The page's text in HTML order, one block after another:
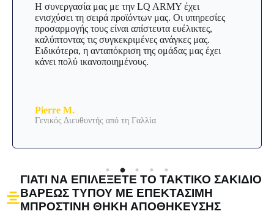
Η συνεργασία μας με την LQ ARMY έχει
ενισχύσει τη σειρά προϊόντων μας. Οι υπηρεσίες
προσαρμογής τους είναι απίστευτα ευέλικτες,
καλύπτοντας τις συγκεκριμένες ανάγκες μας.
Ειδικότερα, η ανταπόκριση της ομάδας μας έχει
κάνει πολύ ικανοποιημένους.
Pierre M.
Γενικός Διευθυντής από τη Γαλλία
ΓΙΑΤΊ ΝΑ ΕΠΙΛΈΞΕΤΕ ΤΟ ΤΑΚΤΙΚΌ ΣΑΚΊΔΙΟ
ΒΑΡΈΩΣ ΤΎΠΟΥ ΜΕ ΕΠΕΚΤΆΣΙΜΗ
ΜΠΡΟΣΤΙΝΉ ΘΉΚΗ ΑΠΟΘΉΚΕΥΣΗΣ